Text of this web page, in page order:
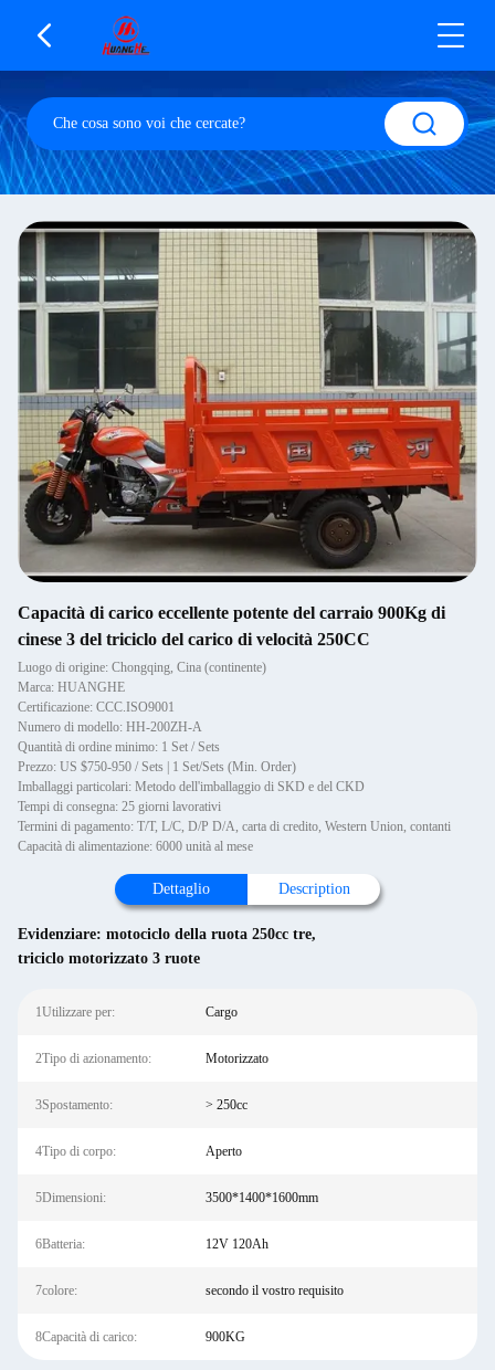
Capacità di carico eccellente potente del carraio 900Kg di
cinese 3 del triciclo del carico di velocità 250CC
Luogo di origine: Chongqing, Cina (continente)
Marca: HUANGHE
Certificazione: CCC.ISO9001
Numero di modello: HH-200ZH-A
Quantità di ordine minimo: 1 Set / Sets
Prezzo: US $750-950 / Sets | 1 Set/Sets (Min. Order)
Imballaggi particolari: Metodo dell'imballaggio di SKD e del CKD
Tempi di consegna: 25 giorni lavorativi
Termini di pagamento: T/T, L/C, D/P D/A, carta di credito, Western Union, contanti
Capacità di alimentazione: 6000 unità al mese
Dettaglio Description
Evidenziare: motociclo della ruota 250cc tre,
triciclo motorizzato 3 ruote
1Utilizzare per: Cargo
2Tipo di azionamento: Motorizzato
3Spostamento: > 250cc
4Tipo di corpo: Aperto
5Dimensioni: 3500*1400*1600mm
6Batteria: 12V 120Ah
7colore: secondo il vostro requisito
8Capacità di carico: 900KG